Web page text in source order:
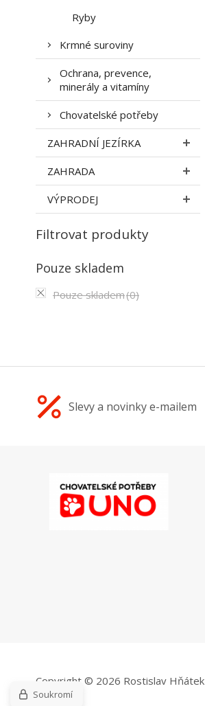
Ryby
Krmné suroviny
Ochrana, prevence,
minerály a vitamíny
Chovatelské potřeby
ZAHRADNÍ JEZÍRKA
ZAHRADA
VÝPRODEJ
Filtrovat produkty
Pouze skladem
Pouze skladem(0)
Slevy a novinky e-mailem
Copyright © 2026 Rostislav Hňátek
Soukromí